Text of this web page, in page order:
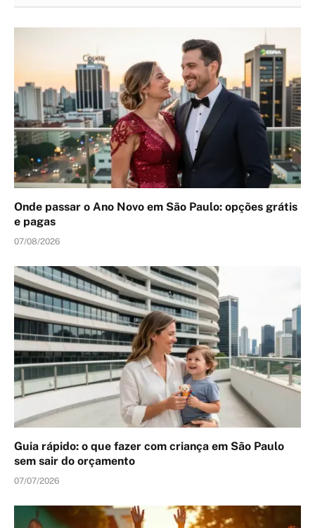
Onde passar o Ano Novo em São Paulo: opções grátis
e pagas
07/08/2026
Guia rápido: o que fazer com criança em São Paulo
sem sair do orçamento
07/07/2026